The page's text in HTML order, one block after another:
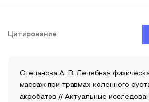
Цитирование
Степанова А. В. Лечебная
массаж при травмах коленного
акробатов // Актуальные